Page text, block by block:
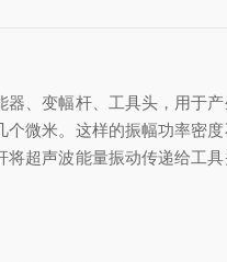
、变幅杆、工具头，用于
微米。这样的振幅功率密
超声波能量振动传递给工